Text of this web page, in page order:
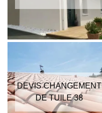
DEVIS CHANGEMENT
DE TUILE 38